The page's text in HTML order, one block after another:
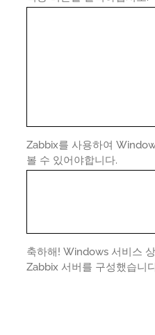
Zabbix를 사용하여
볼 수 있어야합니다.
축하해! Windows 서비스
Zabbix 서버를 구성했습니